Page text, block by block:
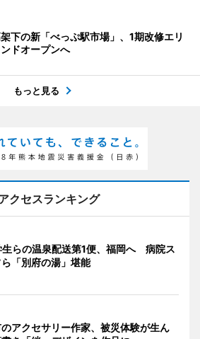
下の新「べっぷ駅市場」、1期改修エリ
ドオープンへ
もっと見る
クセスランキング
生らの温泉配送第1便、福岡へ 病院ス
「別府の湯」堪能
アクセサリー作家、被災体験が生ん